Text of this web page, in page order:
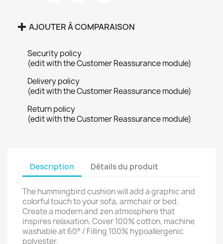
AJOUTER À COMPARAISON
Security policy
(edit with the Customer Reassurance module)
Delivery policy
(edit with the Customer Reassurance module)
Return policy
(edit with the Customer Reassurance module)
Description Détails du produit
The hummingbird cushion will add a graphic and
colorful touch to your sofa, armchair or bed.
Create a modern and zen atmosphere that
inspires relaxation. Cover 100% cotton, machine
washable at 60° / Filling 100% hypoallergenic
polyester.
Annuler Créer une liste d'envies